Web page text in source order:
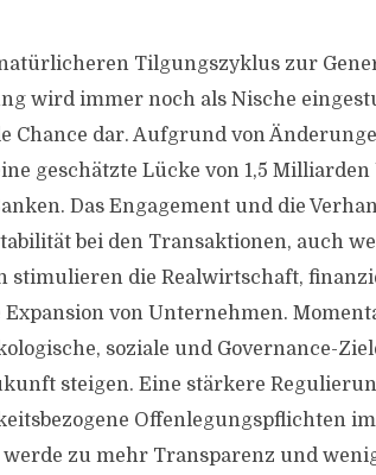
Tilgungszyklus zur
wird immer noch als Nische
Chance dar. Aufgrund von
geschätzte Lücke von 1,5 Milliarden
Das Engagement und die
bei den Transaktionen, auch
stimulieren die Realwirtschaft,
von Unternehmen.
soziale und Governance-
steigen. Eine stärkere
Offenlegungspflichten im
zu mehr Transparenz und